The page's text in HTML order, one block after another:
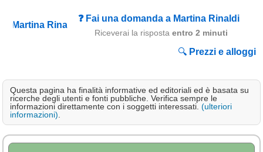
❓ Fai una domanda a Martina Rinaldi
Riceverai la risposta entro 2 minuti
🔍 Prezzi e alloggi
Questa pagina ha finalità informative ed editoriali ed è basata su
ricerche degli utenti e fonti pubbliche. Verifica sempre le
informazioni direttamente con i soggetti interessati. (ulteriori
informazioni)
Cerca le offerte per regione
Campania(364)
Emilia - Romagna
Friuli - Venezia Giulia